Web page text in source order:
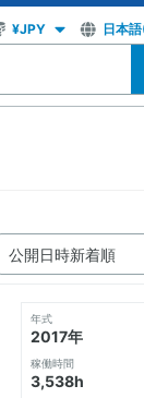
年式
2017年
稼働時間
3,538h